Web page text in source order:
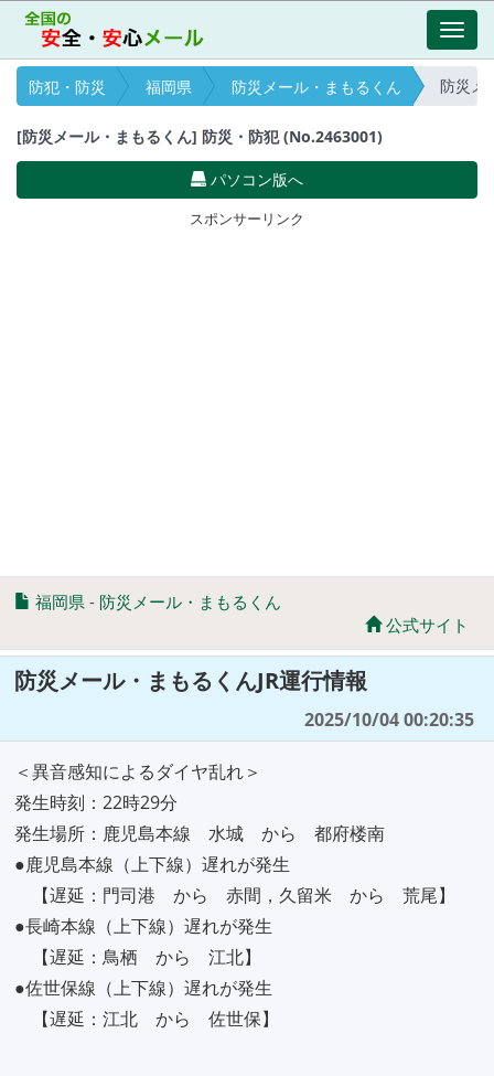
防犯・防災
福岡県 防災メール・まもるくん 防災メ
[防災メール・まもるくん] 防災・防犯 (No.2463001)
パソコン版へ
スポンサーリンク
福岡県 - 防災メール・まもるくん
公式サイト
防災メール・まもるくんJR運行情報
2025/10/04 00:20:35
＜異音感知によるダイヤ乱れ＞
発生時刻：22時29分
発生場所：鹿児島本線 水城 から 都府楼南
●鹿児島本線（上下線）遅れが発生
【遅延：門司港 から 赤間，久留米 から 荒尾】
●長崎本線（上下線）遅れが発生
【遅延：鳥栖 から 江北】
●佐世保線（上下線）遅れが発生
【遅延：江北 から 佐世保】